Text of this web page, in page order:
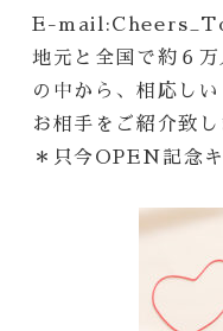
E-
地元と全国で約６
の中から、相応しい
お相手をご紹介致し
＊只今OPEN記念